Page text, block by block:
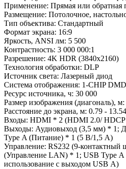
Применение: Прямая или обратная
Размещение: Потолочное,
Тип объектива: Стандартный
Формат экрана: 16:9
Яркость, ANSI лм: 5 500
Контрастность: 3 000 000:1
Разрешение: 4K HDR (3840x2160)
Технология обработки: DLP
Источник света: Лазерный диод
Система отображения: 1-CHIP DMD
Ресурс источника, ч: 30 000
Размер изображения (диагональ),
Расстояние до экрана, м: 0.79 - 13.54
Входы: HDMI * 2 (HDMI 2.0/ HDCP
Выходы: Аудиовыход (3,5 мм) * 1;
Type A (Питание) * 1 (5 В/1,5 А)
Управление: RS232 (9-контактный
(Управление LAN) * 1 ; USB Type
использование с выходом USB A)